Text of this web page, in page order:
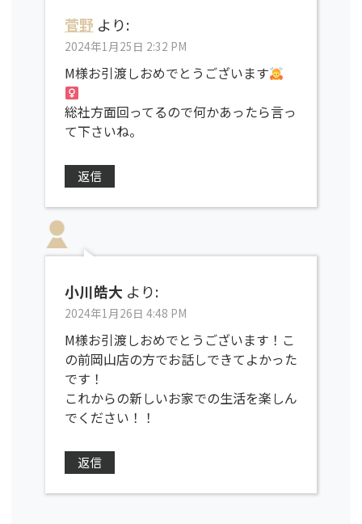
菅野 より:
2024年1月25日 2:32 PM
M様お引渡しおめでとうございます
総社方面回ってるので何かあったら言っ
て下さいね。
返信
小川皓大 より:
2024年1月26日 4:48 PM
M様お引渡しおめでとうございます！こ
の前岡山店の方でお話しできてよかった
です！
これからの新しいお家での生活を楽しん
でください！！
返信